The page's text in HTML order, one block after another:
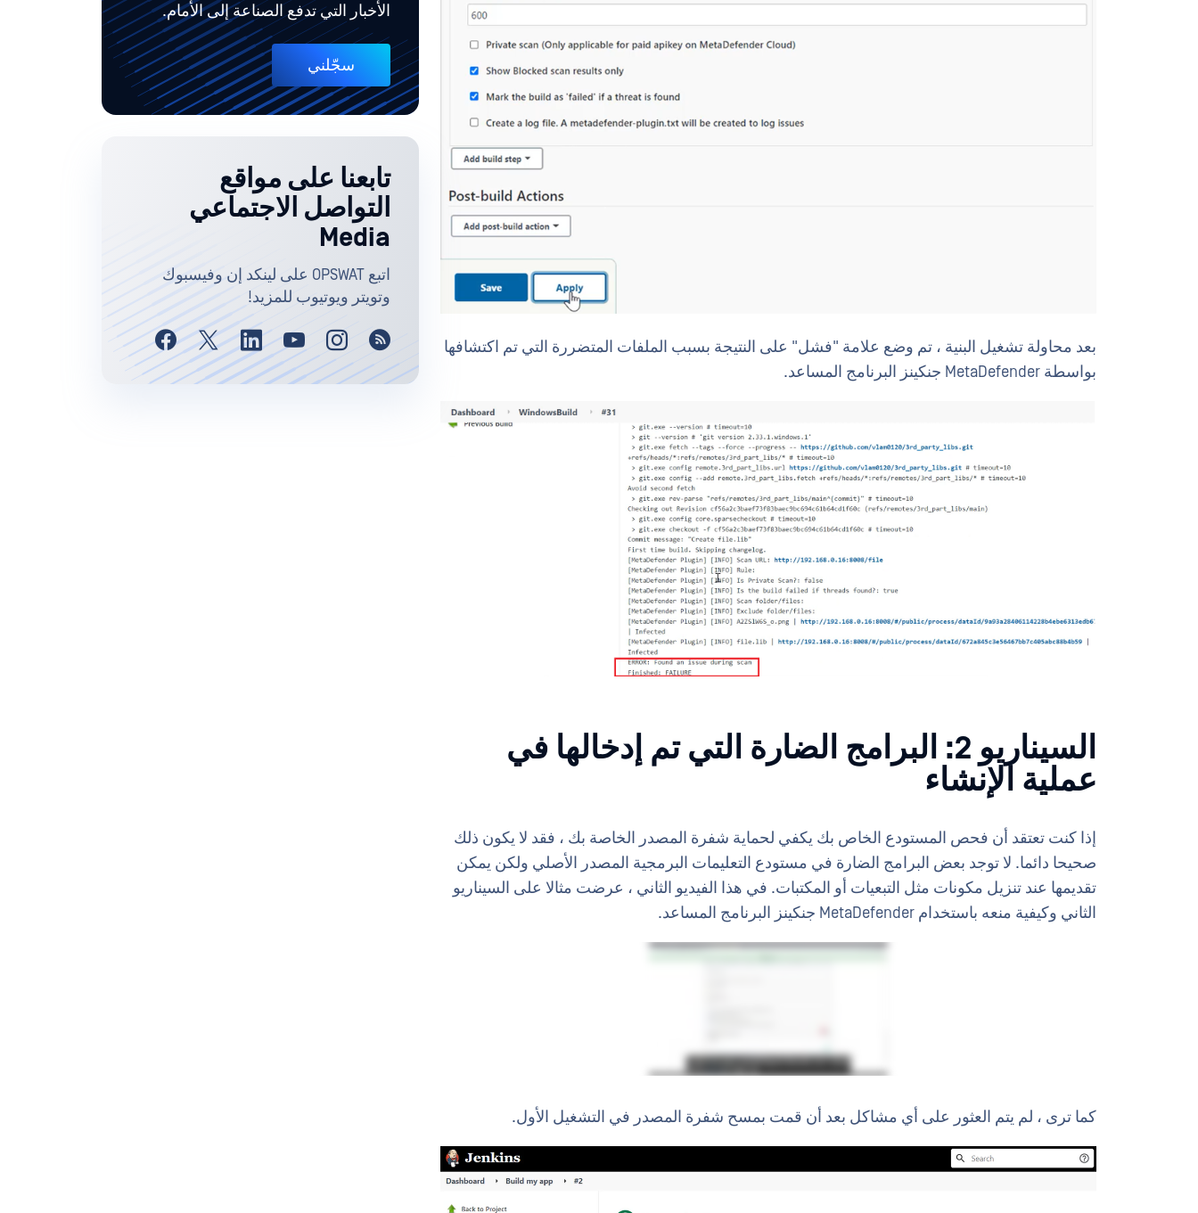
بعد محاولة تشغيل البنية ، تم وضع علامة "فشل" على النتيجة بسبب الملفات المتضررة التي تم اكتشافها
بواسطة MetaDefender جنكينز البرنامج المساعد.
السيناريو 2: البرامج الضارة التي تم إدخالها في
عملية الإنشاء
إذا كنت تعتقد أن فحص المستودع الخاص بك يكفي لحماية شفرة المصدر الخاصة بك ، فقد لا يكون ذلك
صحيحا دائما. لا توجد بعض البرامج الضارة في مستودع التعليمات البرمجية المصدر الأصلي ولكن يمكن
تقديمها عند تنزيل مكونات مثل التبعيات أو المكتبات. في هذا الفيديو الثاني ، عرضت مثالا على السيناريو
الثاني وكيفية منعه باستخدام MetaDefender جنكينز البرنامج المساعد.
كما ترى ، لم يتم العثور على أي مشاكل بعد أن قمت بمسح شفرة المصدر في التشغيل الأول.
الأخبار التي تدفع الصناعة إلى الأمام.
سجّلني
تابعنا على مواقع
التواصل الاجتماعي
Media
اتبع OPSWAT على لينكد إن وفيسبوك
وتويتر ويوتيوب للمزيد!